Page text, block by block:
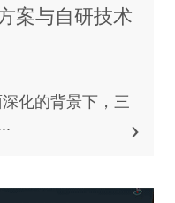
案与自研技术
化的背景下，三